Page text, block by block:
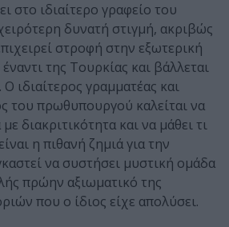
στο ιδιαίτερο γραφείο του
δυνατή στιγμή, ακριβώς
στροφή στην εξωτερική
της Τουρκίας και βάλλεται
ιδιαίτερος γραμματέας και
του πρωθυπουργού καλείται να
διακριτικότητα και να μάθει τι
η πιθανή ζημιά για την
να συστήσει μυστική ομάδα
πρώην αξιωματικό της
που ο ίδιος είχε απολύσει.